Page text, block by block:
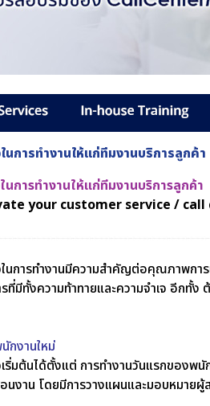
นการทำงานให้แก่ทีมงานบริการลูกค้า
นการทำงานให้แก่ทีมงานบริการลูกค้า
your customer service /
นการทำงานมีความสำคัญต่อคุณภาพการ
ที่มีทั้งความท้าทายและความจำเจ อีกทั้
กงานใหม่
ริ่มต้นได้ตั้งแต่ การทำงานวันแรกของพ
งาน โดยมีการวางแผนและมอบหมายผู้